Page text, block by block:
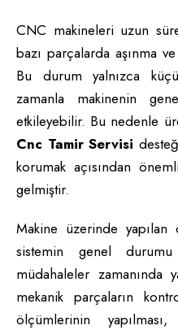
CNC makineleri uzun
bazı parçalarda aşınma
Bu durum yalnızca
zamanla makinenin
etkileyebilir. Bu nedenle
Cnc Tamir Servisi
korumak açısından
gelmiştir.
Makine üzerinde
sistemin genel
müdahaleler zamanında
mekanik parçaların
ölçümlerinin